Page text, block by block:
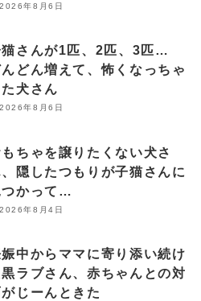
2026年8月6日
猫さんが1匹、2匹、3匹…
んどん増えて、怖くなっちゃ
た犬さん
2026年8月6日
もちゃを譲りたくない犬さ
、隠したつもりが子猫さんに
つかって…
2026年8月4日
中からママに寄り添い続け
黒ラブさん、赤ちゃんとの対
じーんときた